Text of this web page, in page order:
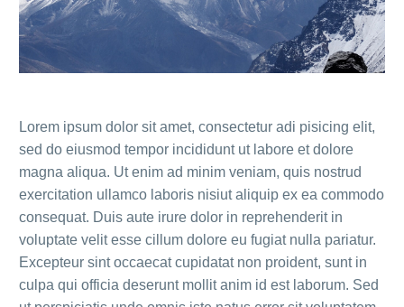
Lorem ipsum dolor sit amet, consectetur adi pisicing elit,
sed do eiusmod tempor incididunt ut labore et dolore
magna aliqua. Ut enim ad minim veniam, quis nostrud
exercitation ullamco laboris nisiut aliquip ex ea commodo
consequat. Duis aute irure dolor in reprehenderit in
voluptate velit esse cillum dolore eu fugiat nulla pariatur.
Excepteur sint occaecat cupidatat non proident, sunt in
culpa qui officia deserunt mollit anim id est laborum. Sed